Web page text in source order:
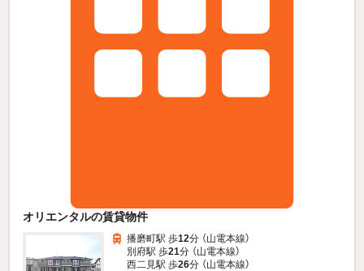
オリエンタルの賃貸物件
播磨町駅 歩12分 （山電本線）
別府駅 歩21分 （山電本線）
西二見駅 歩26分 （山電本線）